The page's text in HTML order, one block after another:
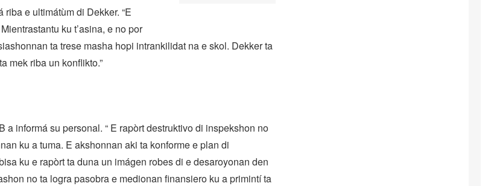
e ultimátùm di Dekker. “E
ku t’asina, e no por
ta trese masha hopi intrankilidat na e skol. Dekker ta
mek riba un konflikto.”
a informá su personal. “ E rapòrt destruktivo di inspekshon no
ku a tuma. E akshonnan aki ta konforme e plan di
ku e rapòrt ta duna un imágen robes di e desaroyonan den
no ta logra pasobra e medionan finansiero ku a primintí ta